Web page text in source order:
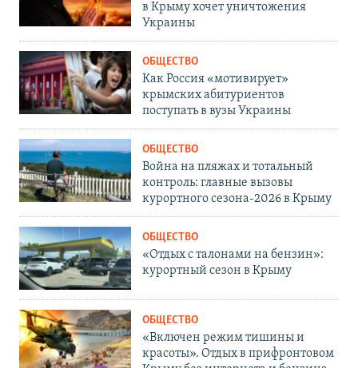
в Крыму хочет уничтожения
Украины
ОБЩЕСТВО
Как Россия «мотивирует»
крымских абитуриентов
поступать в вузы Украины
ОБЩЕСТВО
Война на пляжах и тотальный
контроль: главные вызовы
курортного сезона-2026 в Крыму
ОБЩЕСТВО
«Отдых с талонами на бензин»:
курортный сезон в Крыму
ОБЩЕСТВО
«Включен режим тишины и
красоты». Отдых в прифронтовом